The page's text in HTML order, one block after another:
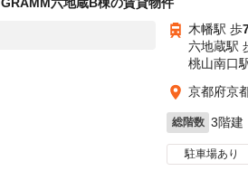
木幡駅 歩
六地蔵駅
桃山南口
京都府京
総階数 3階建
駐車場あり